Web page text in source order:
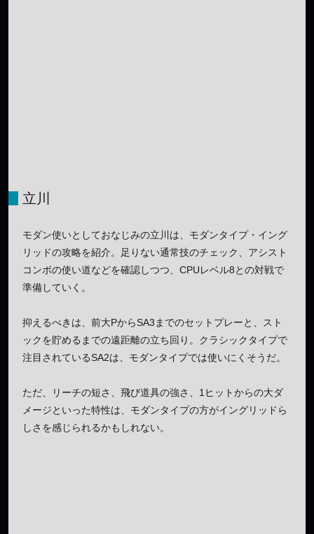
立川
モダン使いとしておなじみの立川は、モダンタイプ・イング
リッドの攻略を紹介。足りない通常技のチェック、アシスト
コンボの使い道などを確認しつつ、CPUレベル8との対戦で
準備していく。
抑えるべきは、前大PからSA3までのセットプレーと、スト
ックを貯めるまでの遠距離の立ち回り。クラシックタイプで
注目されているSA2は、モダンタイプでは使いにくそうだ。
ただ、リーチの短さ、飛び道具の強さ、1ヒットからの大ダ
メージといった特性は、モダンタイプの方がイングリッドら
しさを感じられるかもしれない。